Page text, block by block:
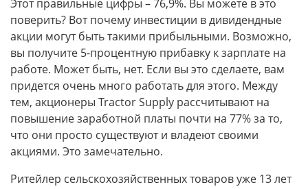
Этот правильные цифры – 76,9%. Вы можете в это
поверить? Вот почему инвестиции в дивидендные
акции могут быть такими прибыльными. Возможно,
вы получите 5-процентную прибавку к зарплате на
работе. Может быть, нет. Если вы это сделаете, вам
придется очень много работать для этого. Между
тем, акционеры Tractor Supply рассчитывают на
повышение заработной платы почти на 77% за то,
что они просто существуют и владеют своими
акциями. Это замечательно.
Ритейлер сельскохозяйственных товаров уже 13 лет